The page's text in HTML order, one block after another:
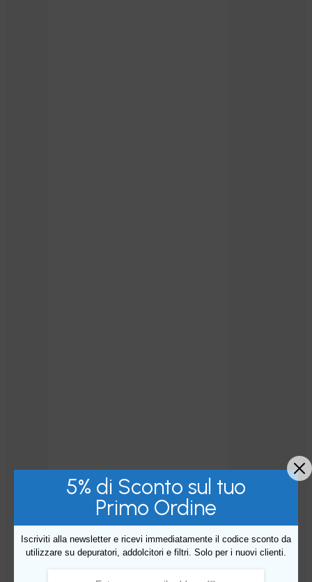
5% di Sconto sul tuo
Primo Ordine
Iscriviti alla newsletter e ricevi immediatamente il codice sconto da
utilizzare su depuratori, addolcitori e filtri. Solo per i nuovi clienti.